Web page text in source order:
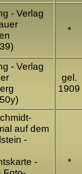
- Verlag
*
- Verlag
gel.
1909
auf dem
-
-
*